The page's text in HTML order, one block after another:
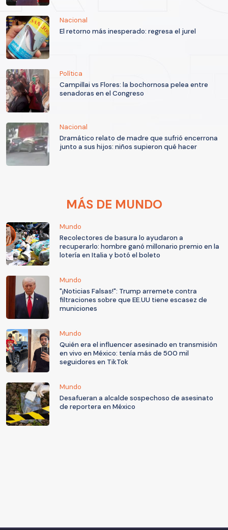
Nacional
El retorno más inesperado: regresa el jurel
Política
Campillai vs Flores: la bochornosa pelea entre
senadoras en el Congreso
Nacional
Dramático relato de madre que sufrió encerrona
junto a sus hijos: niños supieron qué hacer
MÁS DE MUNDO
Mundo
Recolectores de basura lo ayudaron a
recuperarlo: hombre ganó millonario premio en la
lotería en Italia y botó el boleto
Mundo
"¡Noticias Falsas!": Trump arremete contra
filtraciones sobre que EE.UU tiene escasez de
municiones
Mundo
Quién era el influencer asesinado en transmisión
en vivo en México: tenía más de 500 mil
seguidores en TikTok
Mundo
Desafueran a alcalde sospechoso de asesinato
de reportera en México